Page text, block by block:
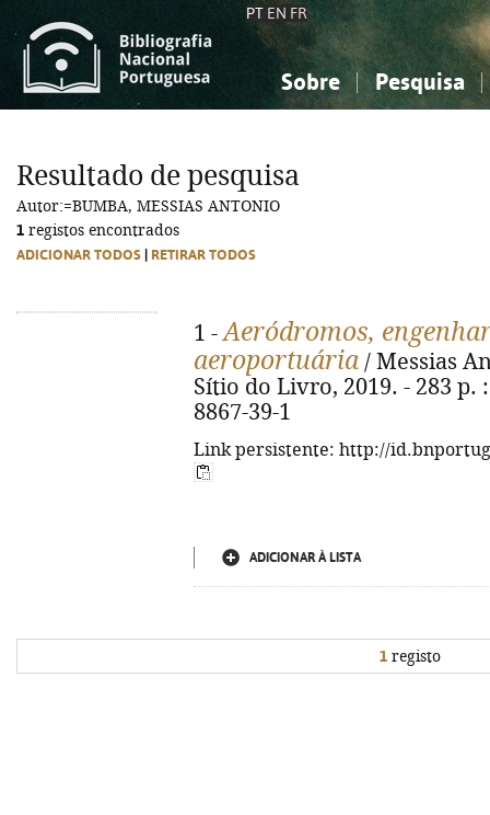
PT EN FR
Sobre Pesquisa
Ciências sociais...
Ciências sociais...
Resultado de pesquisa
Autor:=BUMBA, MESSIAS ANTONIO
1 registos encontrados
ADICIONAR TODOS RETIRAR TODOS
1 -Aeródromos,
aeroportuária / Messias
Sítio do Livro, 2019. - 283 p.
8867-39-1
Link persistente: http://
ADICIONAR À LISTA
1 registo